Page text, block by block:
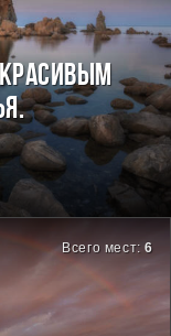
Всего мест:6